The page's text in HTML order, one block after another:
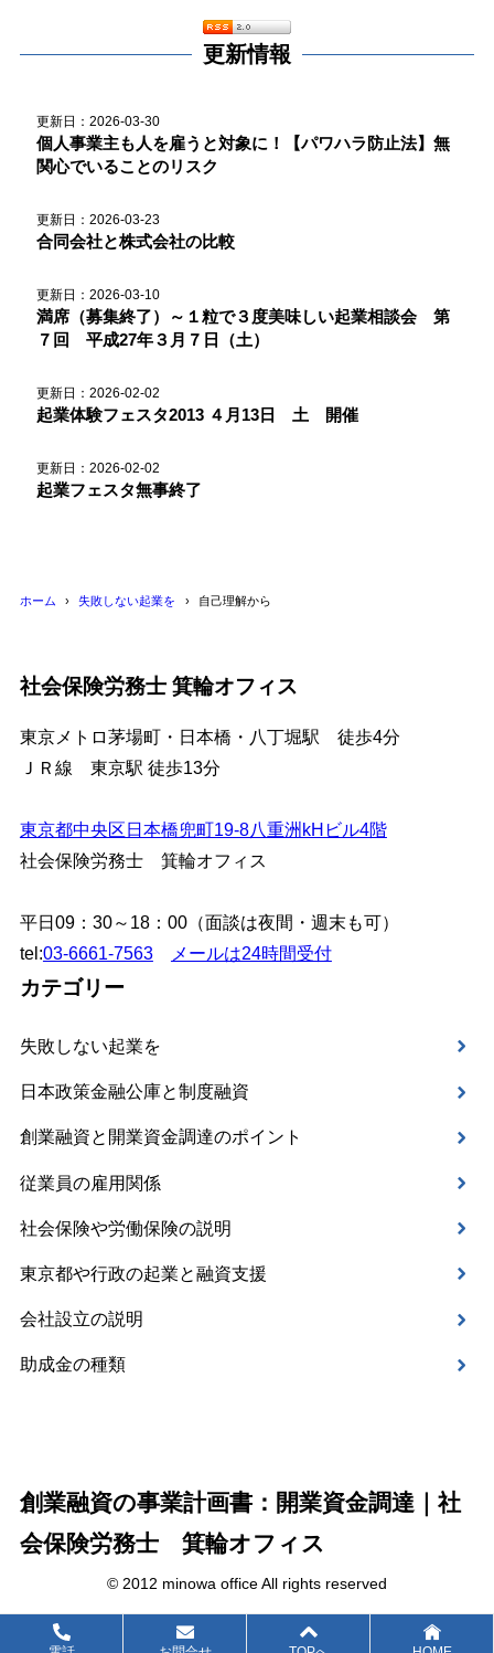
更新情報
更新日：2026-03-30
個人事業主も人を雇うと対象に！【パワハラ防止法】無
関心でいることのリスク
更新日：2026-03-23
合同会社と株式会社の比較
更新日：2026-03-10
満席（募集終了）～１粒で３度美味しい起業相談会 第
７回 平成27年３月７日（土）
更新日：2026-02-02
起業体験フェスタ2013 ４月13日 土 開催
更新日：2026-02-02
起業フェスタ無事終了
ホーム 失敗しない起業を 自己理解から
社会保険労務士 箕輪オフィス
東京メトロ茅場町・日本橋・八丁堀駅 徒歩4分
ＪＲ線 東京駅 徒歩13分
東京都中央区日本橋兜町19-8八重洲kHビル4階
社会保険労務士 箕輪オフィス
平日09：30～18：00（面談は夜間・週末も可）
tel:03-6661-7563 メールは24時間受付
カテゴリー
失敗しない起業を
日本政策金融公庫と制度融資
創業融資と開業資金調達のポイント
従業員の雇用関係
社会保険や労働保険の説明
東京都や行政の起業と融資支援
会社設立の説明
助成金の種類
創業融資の事業計画書：開業資金調達｜社
会保険労務士 箕輪オフィス
© 2012 minowa office All rights reserved